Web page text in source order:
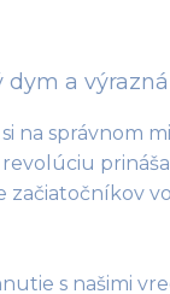
dym a
na správnom
začiatočníkov